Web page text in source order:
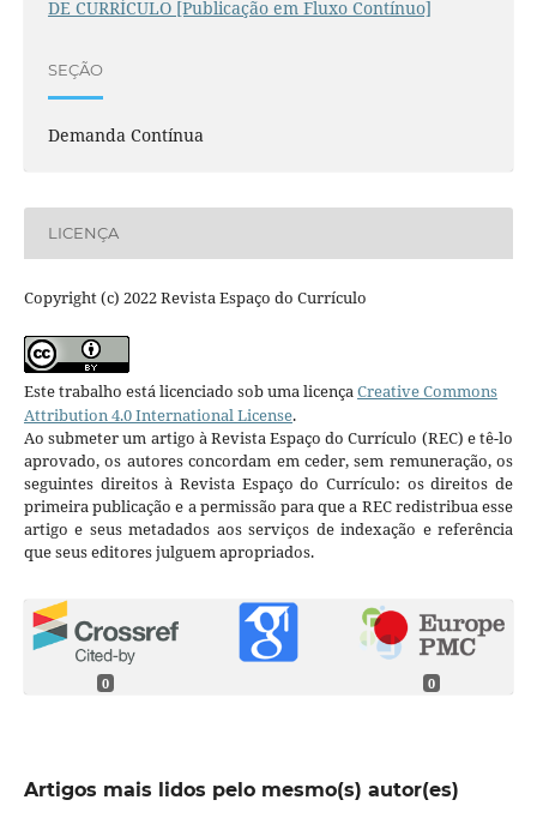
DE CURRÍCULO [Publicação em Fluxo Contínuo]
SEÇÃO
Demanda Contínua
LICENÇA
Copyright (c) 2022 Revista Espaço do Currículo
Este trabalho está licenciado sob uma licençaCreative Commons
Attribution 4.0 International License.
Ao submeter um artigo à Revista Espaço do Currículo (REC) e tê-lo
aprovado, os autores concordam em ceder, sem remuneração, os
seguintes direitos à Revista Espaço do Currículo: os direitos de
primeira publicação e a permissão para que a REC redistribua esse
artigo e seus metadados aos serviços de indexação e referência
que seus editores julguem apropriados.
0 0
Artigos mais lidos pelo mesmo(s) autor(es)